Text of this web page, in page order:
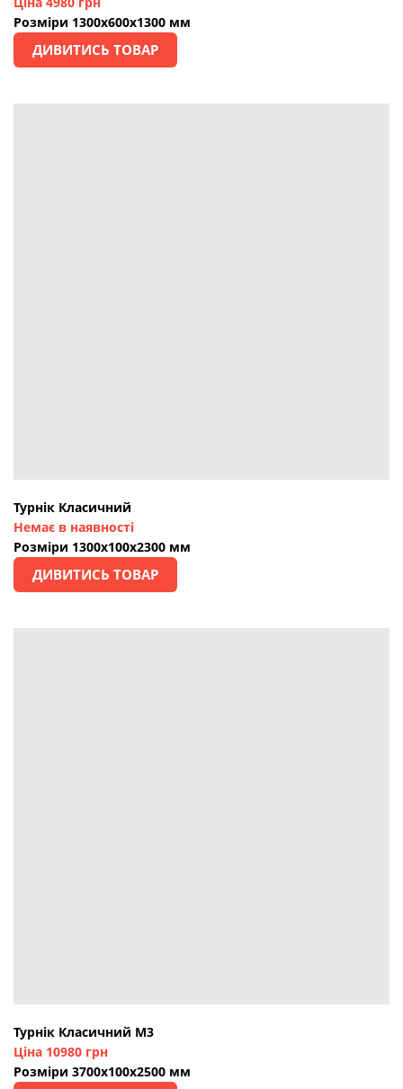
Розміри 1300х600х1300 мм
ДИВИТИСЬ ТОВАР
Турнік Класичний
Немає в наявності
Розміри 1300х100х2300 мм
ДИВИТИСЬ ТОВАР
Турнік Класичний М3
Ціна 10980 грн
Розміри 3700х100х2500 мм